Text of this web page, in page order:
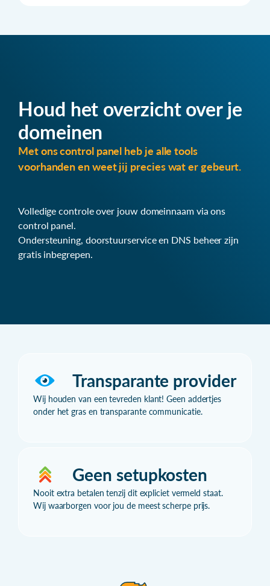
Houd het overzicht over je
domeinen
Met ons control panel heb je alle tools
voorhanden en weet jij precies wat er gebeurt.
Volledige controle over jouw domeinnaam via ons
control panel.
Ondersteuning, doorstuurservice en DNS beheer zijn
gratis inbegrepen.
Transparante provider
Wij houden van een tevreden klant! Geen addertjes
onder het gras en transparante communicatie.
Geen setupkosten
Nooit extra betalen tenzij dit expliciet vermeld staat.
Wij waarborgen voor jou de meest scherpe prijs.